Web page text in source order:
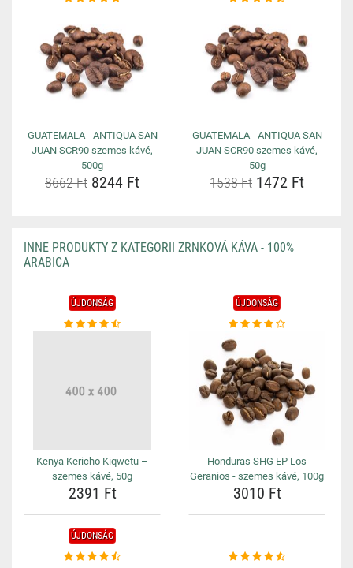
GUATEMALA - ANTIQUA SAN
JUAN SCR90 szemes kávé,
500g
8662 Ft 8244 Ft
GUATEMALA - ANTIQUA SAN
JUAN SCR90 szemes kávé,
50g
1538 Ft 1472 Ft
INNE PRODUKTY Z KATEGORII ZRNKOVÁ KÁVA - 100%
ARABICA
ÚJDONSÁG
Kenya Kericho Kiqwetu –
szemes kávé, 50g
2391 Ft
ÚJDONSÁG
Honduras SHG EP Los
Geranios - szemes kávé, 100g
3010 Ft
ÚJDONSÁG